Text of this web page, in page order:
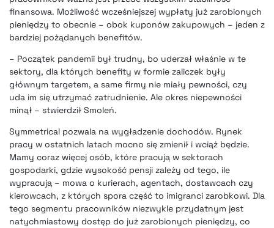
finansowa. Możliwość wcześniejszej wypłaty już zarobionych
pieniędzy to obecnie – obok kuponów zakupowych – jeden z
bardziej pożądanych benefitów.
– Początek pandemii był trudny, bo uderzał właśnie w te
sektory, dla których benefity w formie zaliczek były
głównym targetem, a same firmy nie miały pewności, czy
uda im się utrzymać zatrudnienie. Ale okres niepewności
minął – stwierdził Smoleń.
Symmetrical pozwala na wygładzenie dochodów. Rynek
pracy w ostatnich latach mocno się zmienił i wciąż będzie.
Mamy coraz więcej osób, które pracują w sektorach
gospodarki, gdzie wysokość pensji zależy od tego, ile
wypracują – mowa o kurierach, agentach, dostawcach czy
kierowcach, z których spora część to imigranci zarobkowi. Dla
tego segmentu pracowników niezwykle przydatnym jest
natychmiastowy dostęp do już zarobionych pieniędzy, co